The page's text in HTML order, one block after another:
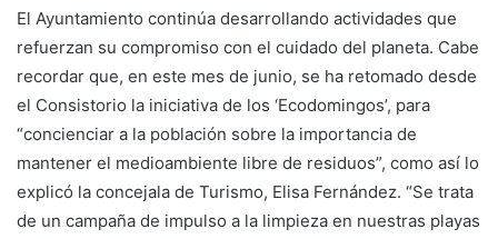
El Ayuntamiento continúa desarrollando actividades que
refuerzan su compromiso con el cuidado del planeta. Cabe
recordar que, en este mes de junio, se ha retomado desde
el Consistorio la iniciativa de los ‘Ecodomingos’, para
“concienciar a la población sobre la importancia de
mantener el medioambiente libre de residuos”, como así lo
explicó la concejala de Turismo, Elisa Fernández. “Se trata
de un campaña de impulso a la limpieza en nuestras playas